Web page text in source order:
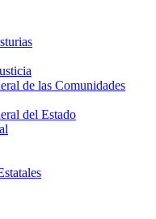
de las Comunidades
del Estado